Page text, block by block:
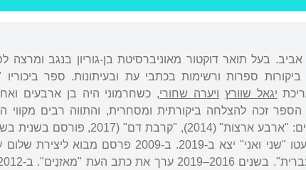
בעל תואר דוקטור מאוניברסיטת בן-גוריון בנגב ומרצה
ספרות ורשימות בכתבי עת ובעיתונות. ספר ביכוריו
יגאל שוורץ ויערה שחורי, כשחרמוני היה בן ארבעים
זכה להצלחה ביקורתית ומסחרית, והתווה רבים מקווי
הייחודיים לפואטיקה של היוצר. באותו עשור פרסם עוד שלושה רומנים: "ארבע ארצות" (2014),
טרבולטה ואני") ו"שפילפוגל, שפילפוגל" (2019). ספר הילדים פרי עטו "שני ואני" יצא ב-2019. ב-2009 פרסם